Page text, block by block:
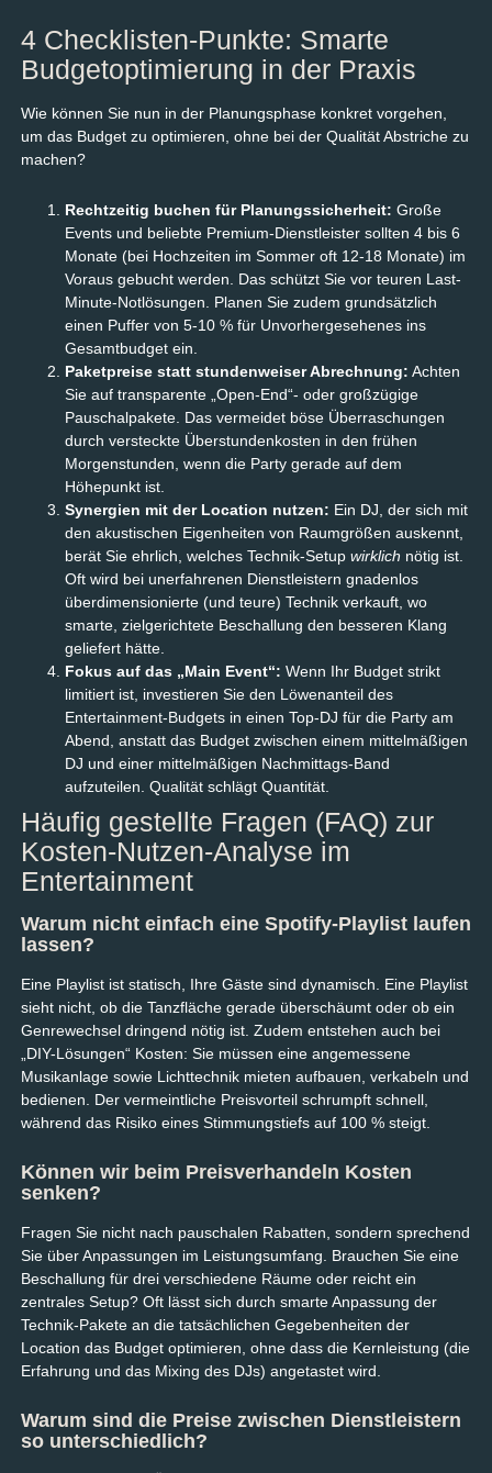
4 Checklisten-Punkte: Smarte
Budgetoptimierung in der Praxis
Wie können Sie nun in der Planungsphase konkret vorgehen,
um das Budget zu optimieren, ohne bei der Qualität Abstriche zu
machen?
Rechtzeitig buchen für Planungssicherheit: Große
Events und beliebte Premium-Dienstleister sollten 4 bis 6
Monate (bei Hochzeiten im Sommer oft 12-18 Monate) im
Voraus gebucht werden. Das schützt Sie vor teuren Last-
Minute-Notlösungen. Planen Sie zudem grundsätzlich
einen Puffer von 5-10 % für Unvorhergesehenes ins
Gesamtbudget ein.
Paketpreise statt stundenweiser Abrechnung: Achten
Sie auf transparente „Open-End“- oder großzügige
Pauschalpakete. Das vermeidet böse Überraschungen
durch versteckte Überstundenkosten in den frühen
Morgenstunden, wenn die Party gerade auf dem
Höhepunkt ist.
Synergien mit der Location nutzen: Ein DJ, der sich mit
den akustischen Eigenheiten von Raumgrößen auskennt,
berät Sie ehrlich, welches Technik-Setup wirklich nötig ist.
Oft wird bei unerfahrenen Dienstleistern gnadenlos
überdimensionierte (und teure) Technik verkauft, wo
smarte, zielgerichtete Beschallung den besseren Klang
geliefert hätte.
Fokus auf das „Main Event“: Wenn Ihr Budget strikt
limitiert ist, investieren Sie den Löwenanteil des
Entertainment-Budgets in einen Top-DJ für die Party am
Abend, anstatt das Budget zwischen einem mittelmäßigen
DJ und einer mittelmäßigen Nachmittags-Band
aufzuteilen. Qualität schlägt Quantität.
Häufig gestellte Fragen (FAQ) zur
Kosten-Nutzen-Analyse im
Entertainment
Warum nicht einfach eine Spotify-Playlist laufen
lassen?
Eine Playlist ist statisch, Ihre Gäste sind dynamisch. Eine Playlist
sieht nicht, ob die Tanzfläche gerade überschäumt oder ob ein
Genrewechsel dringend nötig ist. Zudem entstehen auch bei
„DIY-Lösungen“ Kosten: Sie müssen eine angemessene
Musikanlage sowie Lichttechnik mieten aufbauen, verkabeln und
bedienen. Der vermeintliche Preisvorteil schrumpft schnell,
während das Risiko eines Stimmungstiefs auf 100 % steigt.
Können wir beim Preisverhandeln Kosten
senken?
Fragen Sie nicht nach pauschalen Rabatten, sondern sprechend
Sie über Anpassungen im Leistungsumfang. Brauchen Sie eine
Beschallung für drei verschiedene Räume oder reicht ein
zentrales Setup? Oft lässt sich durch smarte Anpassung der
Technik-Pakete an die tatsächlichen Gegebenheiten der
Location das Budget optimieren, ohne dass die Kernleistung (die
Erfahrung und das Mixing des DJs) angetastet wird.
Warum sind die Preise zwischen Dienstleistern
so unterschiedlich?